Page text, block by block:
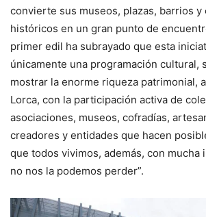
convierte sus museos, plazas, barrios y
históricos en un gran punto de
primer edil ha subrayado que esta
únicamente una programación cultural,
mostrar la enorme riqueza patrimonial,
Lorca, con la participación activa de
asociaciones, museos, cofradías,
creadores y entidades que hacen
que todos vivimos, además, con mucha
no nos la podemos perder”.